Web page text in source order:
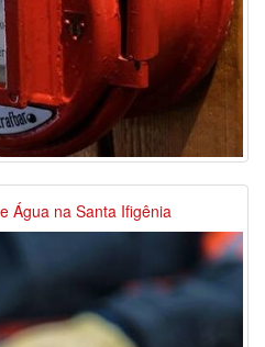
Água na Santa Ifigênia